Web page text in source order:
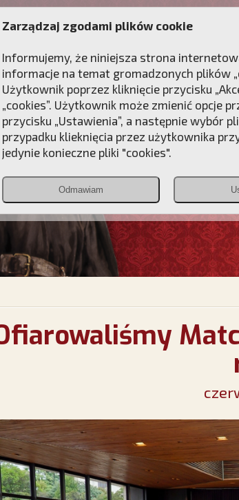
PATRON KAMPANIE DLA DUSZY
Zarządzaj zgodami plików cookie
Informujemy, że niniejsza strona
informacje na temat gromadzonych plików
Użytkownik poprzez kliknięcie przycisku
„cookies”. Użytkownik może zmienić opcje
przycisku „Ustawienia”, a następnie wybór
przypadku klieknięcia przez użytkownika
jedynie konieczne pliki "cookies".
Odmawiam